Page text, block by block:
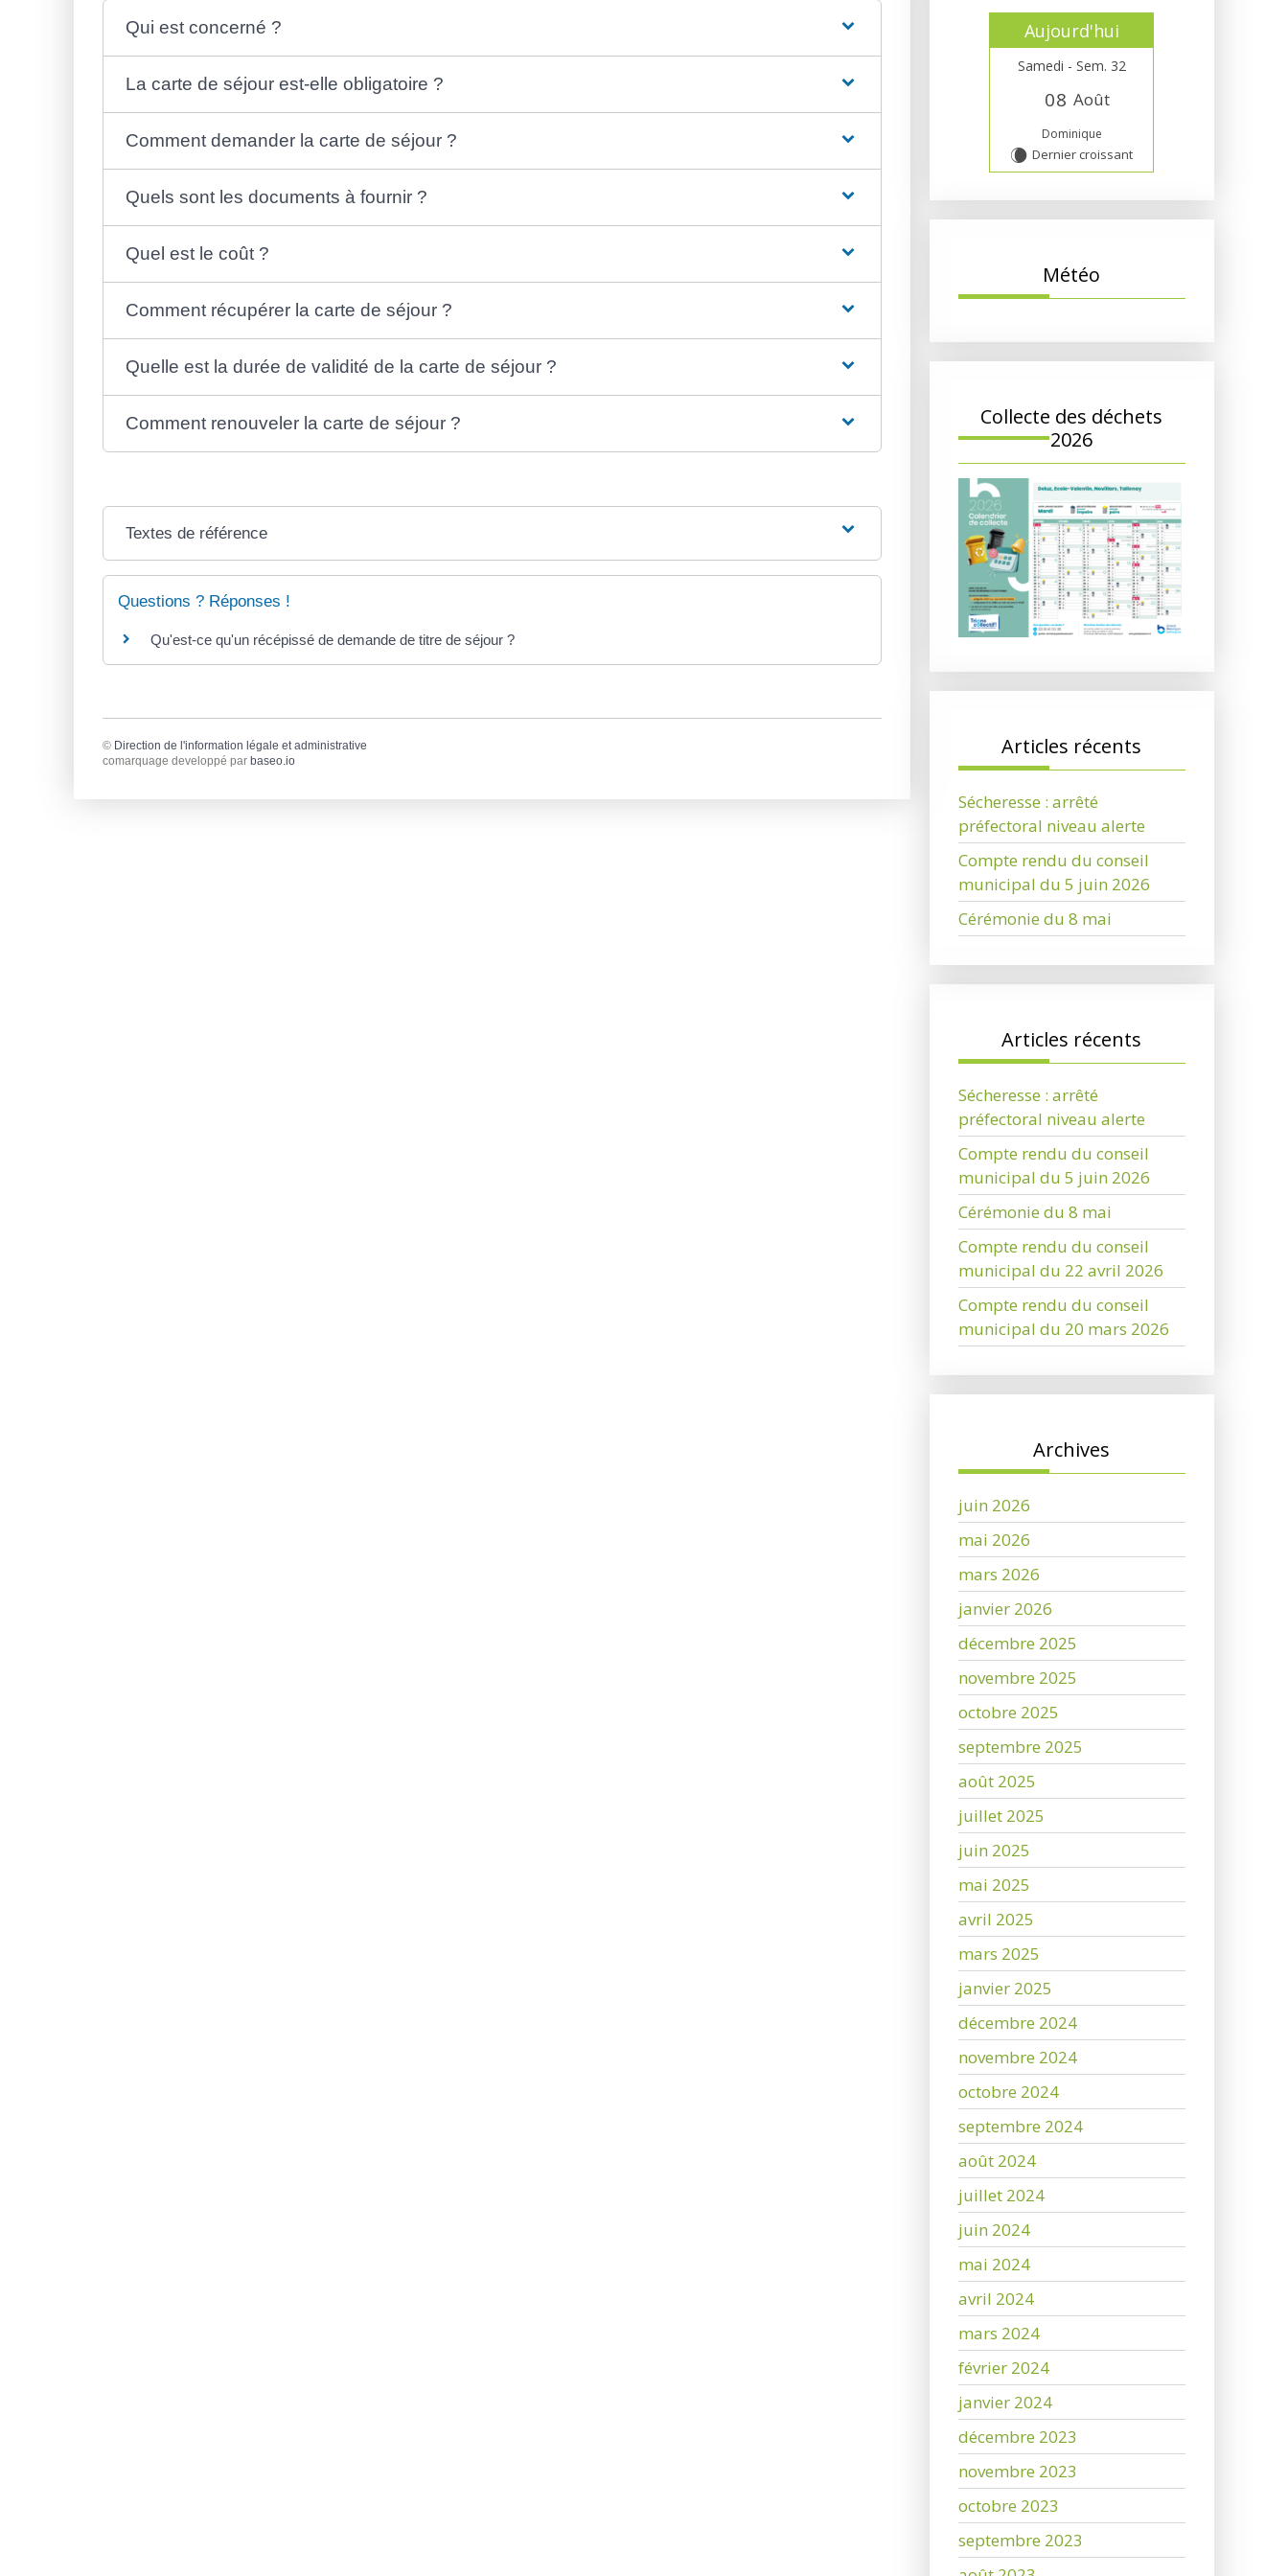
Qui est concerné ?
La carte de séjour est-elle obligatoire ?
Comment demander la carte de séjour ?
Quels sont les documents à fournir ?
Quel est le coût ?
Comment récupérer la carte de séjour ?
Quelle est la durée de validité de la carte de séjour ?
Comment renouveler la carte de séjour ?
Textes de référence
Questions ? Réponses !
Qu'est-ce qu'un récépissé de demande de titre de séjour ?
© Direction de l'information légale et administrative
comarquage developpé par baseo.io
Aujourd'hui
Samedi - Sem. 32
08 Août
Dominique
W Dernier croissant
Météo
Collecte des déchets
2026
Articles récents
Sécheresse : arrêté
préfectoral niveau alerte
Compte rendu du conseil
municipal du 5 juin 2026
Cérémonie du 8 mai
Articles récents
Sécheresse : arrêté
préfectoral niveau alerte
Compte rendu du conseil
municipal du 5 juin 2026
Cérémonie du 8 mai
Compte rendu du conseil
municipal du 22 avril 2026
Compte rendu du conseil
municipal du 20 mars 2026
Archives
juin 2026
mai 2026
mars 2026
janvier 2026
décembre 2025
novembre 2025
octobre 2025
septembre 2025
août 2025
juillet 2025
juin 2025
mai 2025
avril 2025
mars 2025
janvier 2025
décembre 2024
novembre 2024
octobre 2024
septembre 2024
août 2024
juillet 2024
juin 2024
mai 2024
avril 2024
mars 2024
février 2024
janvier 2024
décembre 2023
novembre 2023
octobre 2023
septembre 2023